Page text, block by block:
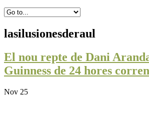
lasilusionesderaul
El nou repte de Dani
Guinness de 24 hores
Nov 25